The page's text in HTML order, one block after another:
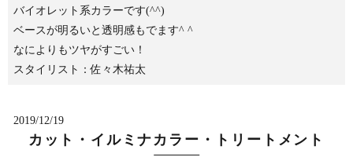
バイオレット系カラーです(^^)
ベースが明るいと透明感もでます^ ^
なによりもツヤがすごい！
スタイリスト：佐々木祐太
2019/12/19
カット・イルミナカラー・トリートメント